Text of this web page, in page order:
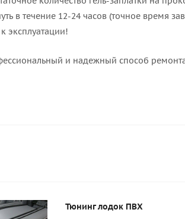
в течение 12-24 часов (точное время
эксплуатации!
и надежный способ
Тюнинг лодок ПВХ